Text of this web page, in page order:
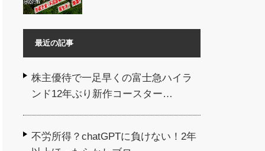
最近の記事
株主優待で一足早くの富士急ハイラ
ンド12年ぶり新作コースター…
不労所得？chatGPTに負けない！2年